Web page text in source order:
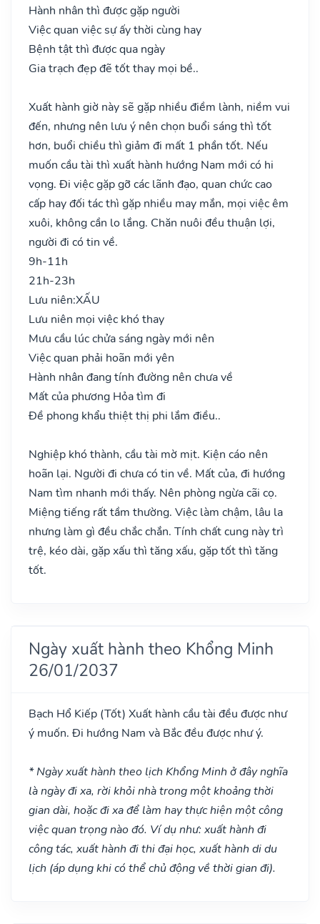
Hành nhân thì được gặp người
Việc quan việc sự ấy thời cùng hay
Bệnh tật thì được qua ngày
Gia trạch đẹp đẽ tốt thay mọi bề..
Xuất hành giờ này sẽ gặp nhiều điềm lành, niềm vui
đến, nhưng nên lưu ý nên chọn buổi sáng thì tốt
hơn, buổi chiều thì giảm đi mất 1 phần tốt. Nếu
muốn cầu tài thì xuất hành hướng Nam mới có hi
vọng. Đi việc gặp gỡ các lãnh đạo, quan chức cao
cấp hay đối tác thì gặp nhiều may mắn, mọi việc êm
xuôi, không cần lo lắng. Chăn nuôi đều thuận lợi,
người đi có tin về.
9h-11h
21h-23h
Lưu niên:XẤU
Lưu niên mọi việc khó thay
Mưu cầu lúc chửa sáng ngày mới nên
Việc quan phải hoãn mới yên
Hành nhân đang tính đường nên chưa về
Mất của phương Hỏa tìm đi
Đề phong khẩu thiệt thị phi lắm điều..
Nghiệp khó thành, cầu tài mờ mịt. Kiện cáo nên
hoãn lại. Người đi chưa có tin về. Mất của, đi hướng
Nam tìm nhanh mới thấy. Nên phòng ngừa cãi cọ.
Miệng tiếng rất tầm thường. Việc làm chậm, lâu la
nhưng làm gì đều chắc chắn. Tính chất cung này trì
trệ, kéo dài, gặp xấu thì tăng xấu, gặp tốt thì tăng
tốt.
Ngày xuất hành theo Khổng Minh
26/01/2037
Bạch Hổ Kiếp (Tốt) Xuất hành cầu tài đều được như
ý muốn. Đi hướng Nam và Bắc đều được như ý.
* Ngày xuất hành theo lịch Khổng Minh ở đây nghĩa
là ngày đi xa, rời khỏi nhà trong một khoảng thời
gian dài, hoặc đi xa để làm hay thực hiện một công
việc quan trọng nào đó. Ví dụ như: xuất hành đi
công tác, xuất hành đi thi đại học, xuất hành di du
lịch (áp dụng khi có thể chủ động về thời gian đi).